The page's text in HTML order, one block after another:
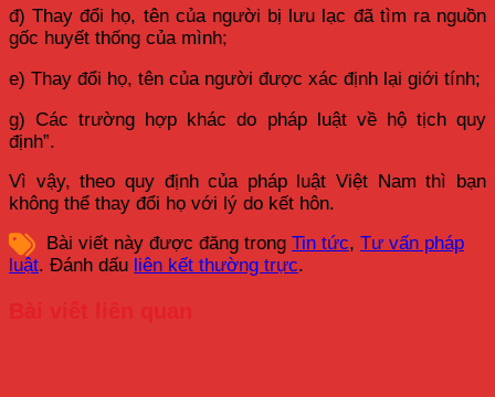
đ) Thay đổi họ, tên của người bị lưu lạc đã tìm ra nguồn
gốc huyết thống của mình;
e) Thay đổi họ, tên của người được xác định lại giới tính;
g) Các trường hợp khác do pháp luật về hộ tịch quy
định”.
Vì vậy, theo quy định của pháp luật Việt Nam thì bạn
không thể thay đổi họ với lý do kết hôn.
Bài viết này được đăng trong Tin tức, Tư vấn pháp
luật. Đánh dấu liên kết thường trực.